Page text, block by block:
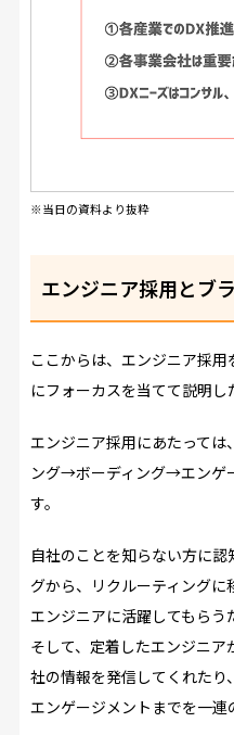
※当日の資料より抜粋
エンジニア採用とブ
ここからは、エンジニア採
にフォーカスを当てて説明し
エンジニア採用にあたって
ング→ボーディング→エンゲ
す。
自社のことを知らない方に
グから、リクルーティング
エンジニアに活躍してもらう
そして、定着したエンジニ
社の情報を発信してくれた
エンゲージメントまでを一連